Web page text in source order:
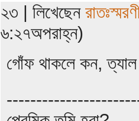
২৩ | লিখেছেন
৬:২৭অপরাহ্ন)
গোঁফ থাকলে কন, ত্যাল